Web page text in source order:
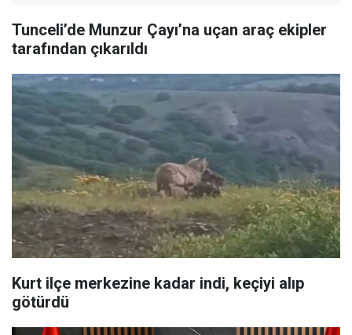
Tunceli’de Munzur Çayı’na uçan araç ekipler
tarafından çıkarıldı
Kurt ilçe merkezine kadar indi, keçiyi alıp
götürdü